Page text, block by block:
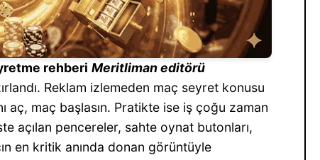
rehberi Meritliman editörü
Reklam izlemeden maç seyret konusu
aç, maç başlasın. Pratikte ise iş çoğu zaman
açılan pencereler, sahte oynat butonları,
en kritik anında donan görüntüyle